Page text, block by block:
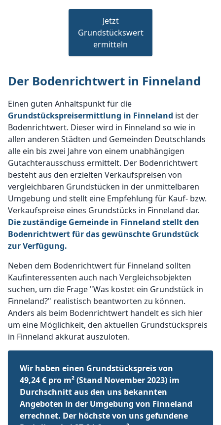
Jetzt
Grundstückswert
ermitteln
Der Bodenrichtwert in Finneland
Einen guten Anhaltspunkt für die
Grundstückspreisermittlung in Finneland ist der
Bodenrichtwert. Dieser wird in Finneland so wie in
allen anderen Städten und Gemeinden Deutschlands
alle ein bis zwei Jahre von einem unabhängigen
Gutachterausschuss ermittelt. Der Bodenrichtwert
besteht aus den erzielten Verkaufspreisen von
vergleichbaren Grundstücken in der unmittelbaren
Umgebung und stellt eine Empfehlung für Kauf- bzw.
Verkaufspreise eines Grundstücks in Finneland dar.
Die zuständige Gemeinde in Finneland stellt den
Bodenrichtwert für das gewünschte Grundstück
zur Verfügung.
Neben dem Bodenrichtwert für Finneland sollten
Kaufinteressenten auch nach Vergleichsobjekten
suchen, um die Frage "Was kostet ein Grundstück in
Finneland?" realistisch beantworten zu können.
Anders als beim Bodenrichtwert handelt es sich hier
um eine Möglichkeit, den aktuellen Grundstückspreis
in Finneland akkurat auszuloten.
Wir haben einen Grundstückspreis von
49,24 € pro m² (Stand November 2023) im
Durchschnitt aus den uns bekannten
Angeboten in der Umgebung von Finneland
errechnet. Der höchste von uns gefundene